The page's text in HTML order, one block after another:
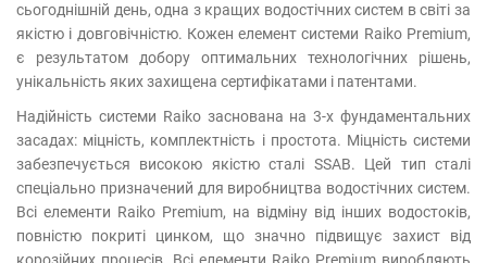
сьогоднішній день, одна з кращих водостічних систем в світі за
якістю і довговічністю. Кожен елемент системи Raiko Premium,
є результатом добору оптимальних технологічних рішень,
унікальність яких захищена сертифікатами і патентами.
Надійність системи Raiko заснована на 3-х фундаментальних
засадах: міцність, комплектність і простота. Міцність системи
забезпечується високою якістю сталі SSAB. Цей тип сталі
спеціально призначений для виробництва водостічних систем.
Всі елементи Raiko Premium, на відміну від інших водостоків,
повністю покриті цинком, що значно підвищує захист від